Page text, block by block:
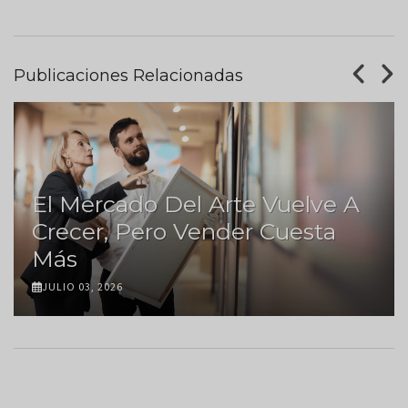
Publicaciones Relacionadas
El Mercado Del Arte Vuelve A
Crecer, Pero Vender Cuesta
Más
JULIO 03, 2026